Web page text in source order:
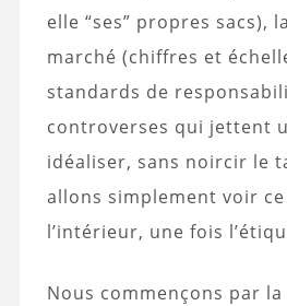
elle “ses” propres sacs),
marché (chiffres et
standards de
controverses qui jettent
idéaliser, sans noircir le
allons simplement voir ce
l’intérieur, une fois
Nous commençons par la